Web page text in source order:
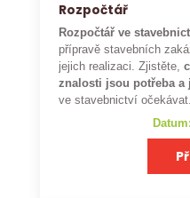
Rozpočtář
Rozpočtář ve
přípravě stavebních
jejich realizaci. Zjistěte,
znalosti jsou potřeba a
ve stavebnictví očekávat.